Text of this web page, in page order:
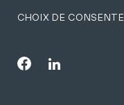
CHOIX DE